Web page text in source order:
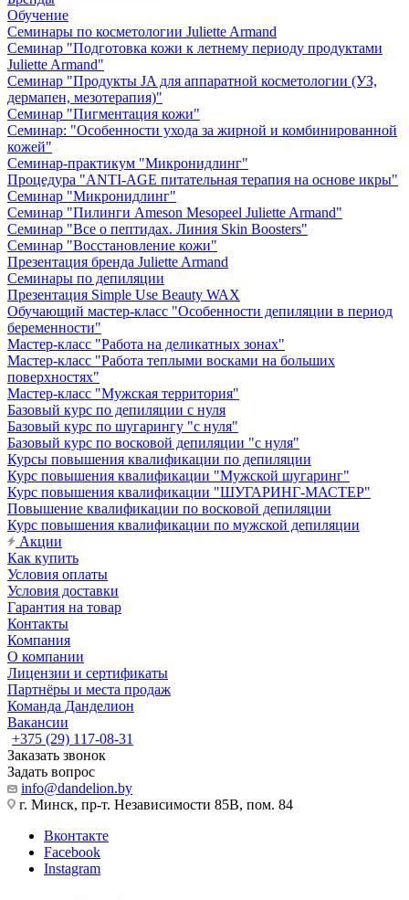
Обучение
Семинары по косметологии Juliette Armand
Семинар "Подготовка кожи к летнему периоду продуктами
Juliette Armand"
Семинар "Продукты JA для аппаратной косметологии (УЗ,
дермапен, мезотерапия)"
Семинар "Пигментация кожи"
Семинар: "Особенности ухода за жирной и комбинированной
кожей"
Семинар-практикум "Микронидлинг"
Процедура "ANTI-AGE питательная терапия на основе икры"
Семинар "Микронидлинг"
Семинар "Пилинги Ameson Mesopeel Juliette Armand"
Семинар "Все о пептидах. Линия Skin Boosters"
Семинар "Восстановление кожи"
Презентация бренда Juliette Armand
Семинары по депиляции
Презентация Simple Use Beauty WAX
Обучающий мастер-класс "Особенности депиляции в период
беременности"
Мастер-класс "Работа на деликатных зонах"
Мастер-класс "Работа теплыми восками на больших
поверхностях"
Мастер-класс "Мужская территория"
Базовый курс по депиляции с нуля
Базовый курс по шугарингу "с нуля"
Базовый курс по восковой депиляции "с нуля"
Курсы повышения квалификации по депиляции
Курс повышения квалификации "Мужской шугаринг"
Курс повышения квалификации "ШУГАРИНГ-МАСТЕР"
Повышение квалификации по восковой депиляции
Курс повышения квалификации по мужской депиляции
Акции
Как купить
Условия оплаты
Условия доставки
Гарантия на товар
Контакты
Компания
О компании
Лицензии и сертификаты
Партнёры и места продаж
Команда Данделион
Вакансии
+375 (29) 117-08-31
Заказать звонок
Задать вопрос
info@dandelion.by
г. Минск, пр-т. Независимости 85В, пом. 84
Вконтакте
Facebook
Instagram